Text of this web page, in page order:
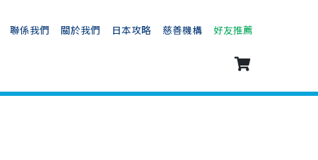
聯係我們 關於我們 日本攻略 慈善機構 好友推薦